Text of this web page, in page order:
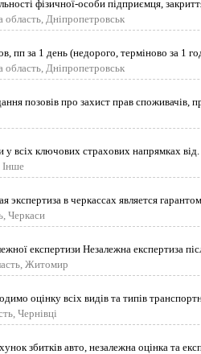
фізичної-особи підприємця,
область, Дніпропетровськ
пп за 1 день (недорого, терміново за 1
область, Дніпропетровськ
позовів про захист прав споживачів,
у всіх ключових страхових напрямках
Інше
экспертиза в черкассах является
Черкаси
експертизи Незалежна експертиза
Житомир
оцінку всіх видів та типів
Чернівці
збитків авто, незалежна оцінка та